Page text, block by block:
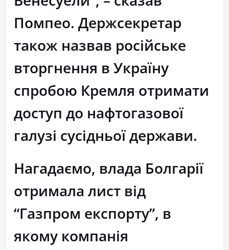
Помпео. Держсекретар
також назвав російське
вторгнення в Україну
спробою Кремля отримати
доступ до нафтогазової
галузі сусідньої держави.
Нагадаємо, влада Болгарії
отримала лист від
“Газпром експорту”, в
якому компанія